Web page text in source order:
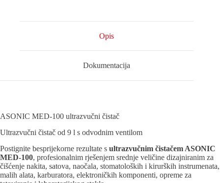
Opis
Dokumentacija
ASONIC MED-100 ultrazvučni čistač
Ultrazvučni čistač od 9 l s odvodnim ventilom
Postignite besprijekorne rezultate s ultrazvučnim čistačem ASONIC
MED-100, profesionalnim rješenjem srednje veličine dizajniranim za
čišćenje nakita, satova, naočala, stomatoloških i kirurških instrumenata,
malih alata, karburatora, elektroničkih komponenti, opreme za